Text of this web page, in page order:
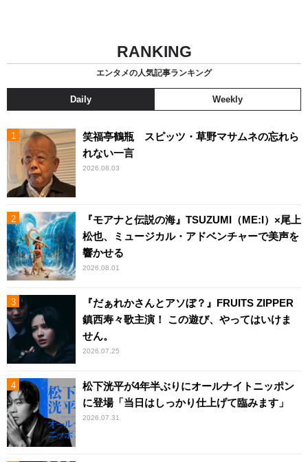
RANKING
エンタメの人気記事ランキング
Daily Weekly
笑福亭鶴瓶 スピッツ・草野マサムネの忘れら
れない一言
2026.08.03
『モアナと伝説の海』TSUZUMI（ME:I）×尾上
松也、ミュージカル・アドベンチャーで美声を
響かせる
2026.08.01
『だぁれかさんとアソぼ？』FRUITS ZIPPER
鎮西寿々歌主演！ この遊び、やってはいけま
せん。
2026.07.25
松下洸平が4年半ぶりにオールナイトニッポン
に登場「当日はしっかり仕上げて臨みます」
2026.07.31